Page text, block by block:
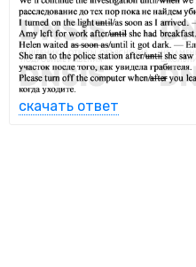
скачать ответ